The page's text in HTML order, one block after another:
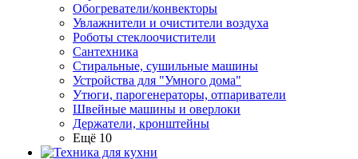
Обогреватели/конвекторы
Увлажнители и очистители воздуха
Роботы стеклоочистители
Сантехника
Стиральные, сушильные машины
Устройства для "Умного дома"
Утюги, парогенераторы, отпариватели
Швейные машины и оверлоки
Держатели, кронштейны
Ещё 10